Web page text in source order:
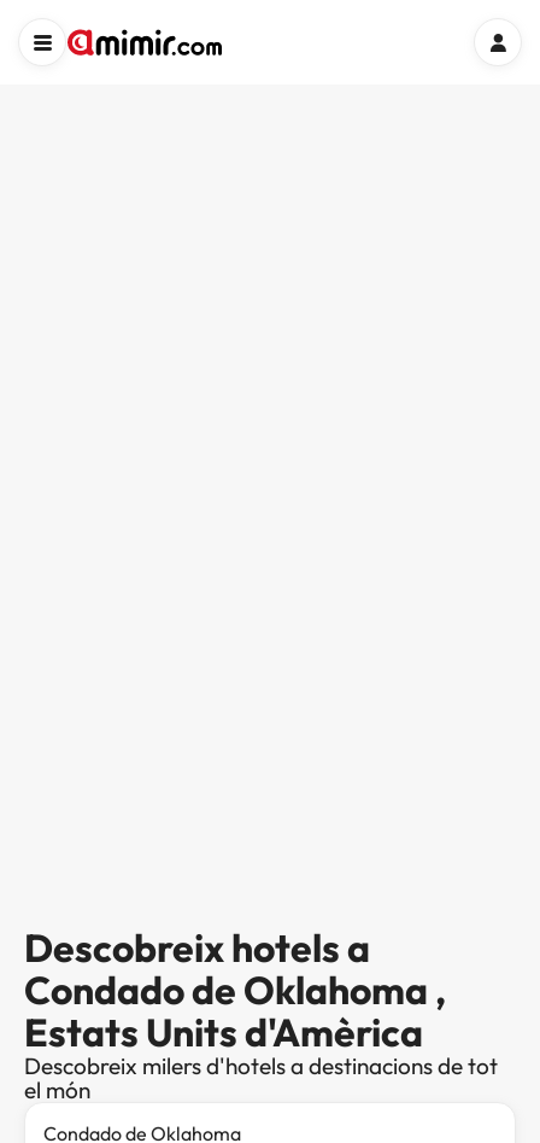
Descobreix hotels a
Condado de Oklahoma ,
Estats Units d'Amèrica
Descobreix milers d'hotels a destinacions de tot
el món